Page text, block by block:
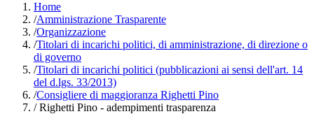
Home
/Amministrazione Trasparente
/Organizzazione
/Titolari di incarichi politici, di amministrazione, di direzione o
di governo
/Titolari di incarichi politici (pubblicazioni ai sensi dell'art. 14
del d.lgs. 33/2013)
/Consigliere di maggioranza Righetti Pino
/Righetti Pino - adempimenti trasparenza